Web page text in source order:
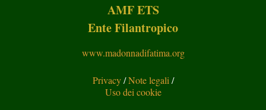
AMF ETS
Ente Filantropico
www.madonnadifatima.org
Privacy/Note legali /
Uso dei cookie